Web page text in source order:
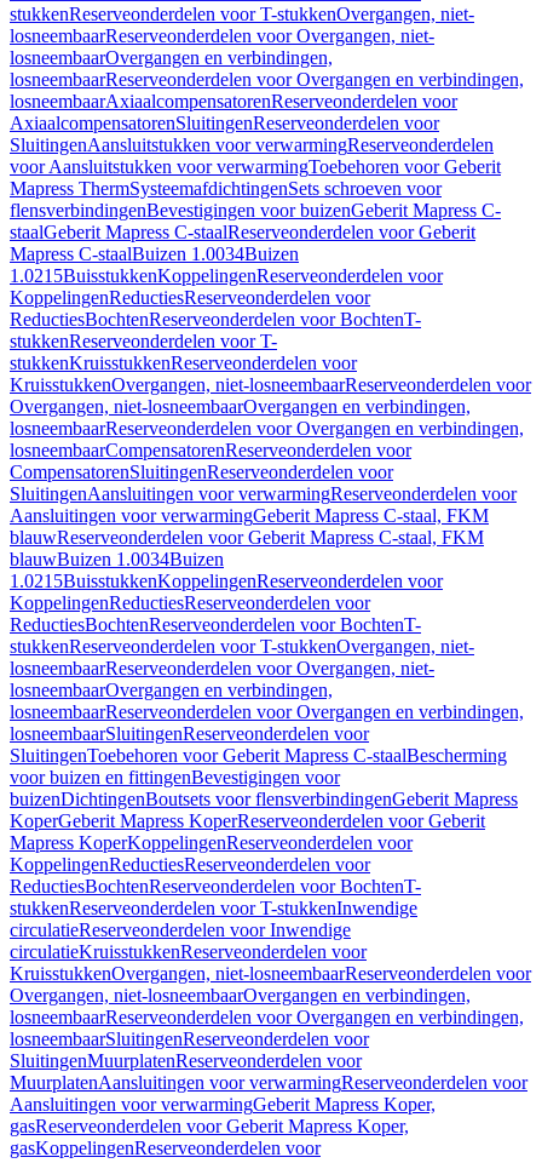
stukkenReserveonderdelen voor T-stukkenOvergangen, niet-
losneembaarReserveonderdelen voor Overgangen, niet-
losneembaarOvergangen en verbindingen,
losneembaarReserveonderdelen voor Overgangen en verbindingen,
losneembaarAxiaalcompensatorenReserveonderdelen voor
AxiaalcompensatorenSluitingenReserveonderdelen voor
SluitingenAansluitstukken voor verwarmingReserveonderdelen
voor Aansluitstukken voor verwarmingToebehoren voor Geberit
Mapress ThermSysteemafdichtingenSets schroeven voor
flensverbindingenBevestigingen voor buizenGeberit Mapress C-
staalGeberit Mapress C-staalReserveonderdelen voor Geberit
Mapress C-staalBuizen 1.0034Buizen
1.0215BuisstukkenKoppelingenReserveonderdelen voor
KoppelingenReductiesReserveonderdelen voor
ReductiesBochtenReserveonderdelen voor BochtenT-
stukkenReserveonderdelen voor T-
stukkenKruisstukkenReserveonderdelen voor
KruisstukkenOvergangen, niet-losneembaarReserveonderdelen voor
Overgangen, niet-losneembaarOvergangen en verbindingen,
losneembaarReserveonderdelen voor Overgangen en verbindingen,
losneembaarCompensatorenReserveonderdelen voor
CompensatorenSluitingenReserveonderdelen voor
SluitingenAansluitingen voor verwarmingReserveonderdelen voor
Aansluitingen voor verwarmingGeberit Mapress C-staal, FKM
blauwReserveonderdelen voor Geberit Mapress C-staal, FKM
blauwBuizen 1.0034Buizen
1.0215BuisstukkenKoppelingenReserveonderdelen voor
KoppelingenReductiesReserveonderdelen voor
ReductiesBochtenReserveonderdelen voor BochtenT-
stukkenReserveonderdelen voor T-stukkenOvergangen, niet-
losneembaarReserveonderdelen voor Overgangen, niet-
losneembaarOvergangen en verbindingen,
losneembaarReserveonderdelen voor Overgangen en verbindingen,
losneembaarSluitingenReserveonderdelen voor
SluitingenToebehoren voor Geberit Mapress C-staalBescherming
voor buizen en fittingenBevestigingen voor
buizenDichtingenBoutsets voor flensverbindingenGeberit Mapress
KoperGeberit Mapress KoperReserveonderdelen voor Geberit
Mapress KoperKoppelingenReserveonderdelen voor
KoppelingenReductiesReserveonderdelen voor
ReductiesBochtenReserveonderdelen voor BochtenT-
stukkenReserveonderdelen voor T-stukkenInwendige
circulatieReserveonderdelen voor Inwendige
circulatieKruisstukkenReserveonderdelen voor
KruisstukkenOvergangen, niet-losneembaarReserveonderdelen voor
Overgangen, niet-losneembaarOvergangen en verbindingen,
losneembaarReserveonderdelen voor Overgangen en verbindingen,
losneembaarSluitingenReserveonderdelen voor
SluitingenMuurplatenReserveonderdelen voor
MuurplatenAansluitingen voor verwarmingReserveonderdelen voor
Aansluitingen voor verwarmingGeberit Mapress Koper,
gasReserveonderdelen voor Geberit Mapress Koper,
gasKoppelingenReserveonderdelen voor